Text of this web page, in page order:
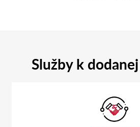
Služby k